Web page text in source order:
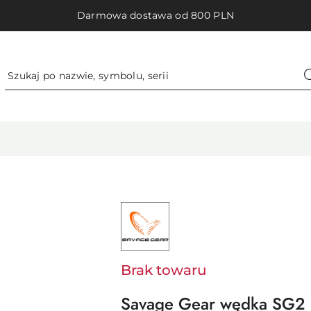
Darmowa dostawa od 800 PLN
NAZWA
PRODUCENTA:
SAVAGE
GEAR
-
SVENDSEN
SPORT
A/S
Brak towaru
Savage Gear wędka